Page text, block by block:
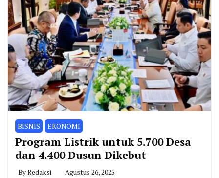
BISNIS EKONOMI
Program Listrik untuk 5.700 Desa
dan 4.400 Dusun Dikebut
ByRedaksi Agustus 26, 2025